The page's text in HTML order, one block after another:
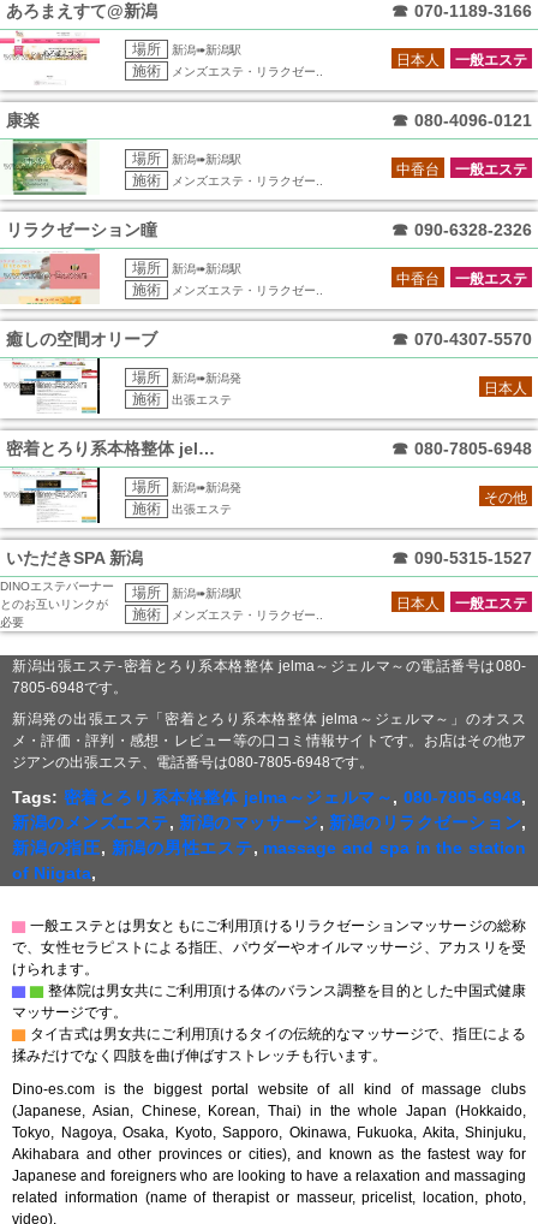
あろまえすて@新潟 ☎ 070-1189-3166
場所 新潟➠新潟駅
施術 メンズエステ・リラクゼー..
一般エステ
日本人
康楽 ☎ 080-4096-0121
場所 新潟➠新潟駅
施術 メンズエステ・リラクゼー..
一般エステ
中香台
リラクゼーション瞳 ☎ 090-6328-2326
場所 新潟➠新潟駅
施術 メンズエステ・リラクゼー..
一般エステ
中香台
癒しの空間オリーブ ☎ 070-4307-5570
場所 新潟➠新潟発
施術 出張エステ
日本人
密着とろり系本格整体 jelma～ジェル ☎ 080-7805-6948
場所 新潟➠新潟発
施術 出張エステ
その他
いただきSPA 新潟 ☎ 090-5315-1527
DINOエステバーナー
とのお互いリンクが
必要
場所 新潟➠新潟駅
施術 メンズエステ・リラクゼー..
一般エステ
日本人
新潟出張エステ-密着とろり系本格整体 jelma～ジェルマ～の電話番号は080-
7805-6948です。
新潟発の出張エステ「密着とろり系本格整体 jelma～ジェルマ～」のオスス
メ・評価・評判・感想・レビュー等の口コミ情報サイトです。お店はその他ア
ジアンの出張エステ、電話番号は080-7805-6948です。
Tags: 密着とろり系本格整体 jelma～ジェルマ～,080-7805-6948,
新潟のメンズエステ, 新潟のマッサージ, 新潟のリラクゼーション,
新潟の指圧, 新潟の男性エステ, massage and spa in the station
of Niigata,
▇ 一般エステとは男女ともにご利用頂けるリラクゼーションマッサージの総称
で、女性セラピストによる指圧、パウダーやオイルマッサージ、アカスリを受
けられます。
▇ ▇ 整体院は男女共にご利用頂ける体のバランス調整を目的とした中国式健康
マッサージです。
▇ タイ古式は男女共にご利用頂けるタイの伝統的なマッサージで、指圧による
揉みだけでなく四肢を曲げ伸ばすストレッチも行います。
Dino-es.com is the biggest portal website of all kind of massage clubs
(Japanese, Asian, Chinese, Korean, Thai) in the whole Japan (Hokkaido,
Tokyo, Nagoya, Osaka, Kyoto, Sapporo, Okinawa, Fukuoka, Akita, Shinjuku,
Akihabara and other provinces or cities), and known as the fastest way for
Japanese and foreigners who are looking to have a relaxation and massaging
related information (name of therapist or masseur, pricelist, location, photo,
video).